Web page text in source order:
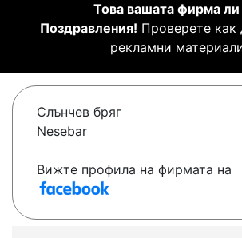
Това вашата фирма ли
Поздравления! Проверете как
рекламни
Слънчев бряг
Nesebar
Вижте профила на фирмата на